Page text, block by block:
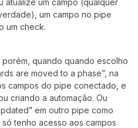
atualize um campo (qualquer
um campo no pipe
um check.
quando quando escolho
are moved to a phase”, na
campos do pipe conectado, e
criando a automação. Ou
em outro pipe como
tenho acesso aos campos